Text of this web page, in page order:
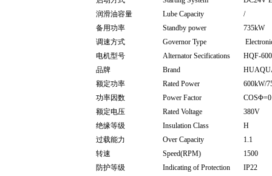
润滑油容量
Lube Capacity
/
备用功率
Standby power
735kW
调速方式
Governor Type
电机型号
Alternator Secifications
HQF-600
品牌
Brand
额定功率
Rated Power
600kW/
功率因数
Power Factor
额定电压
Rated Voltage
380V
绝缘等级
Insulation Class
H
过载能力
Over Capacity
1.1
转速
Speed(RPM)
1500
防护等级
Indicating of Protection
IP22